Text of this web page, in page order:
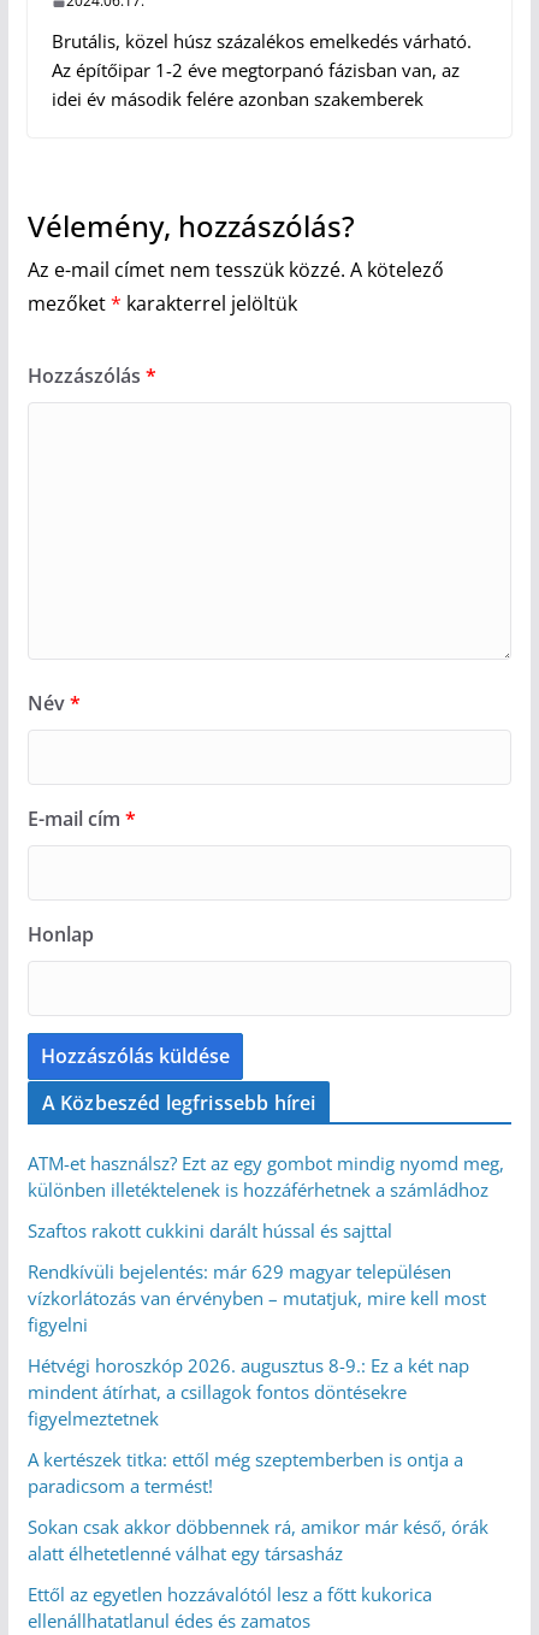
Brutális, közel húsz százalékos emelkedés várható.
Az építőipar 1-2 éve megtorpanó fázisban van, az
idei év második felére azonban szakemberek
Vélemény, hozzászólás?
Az e-mail címet nem tesszük közzé. A kötelező
mezőket* karakterrel jelöltük
Hozzászólás *
Név*
E-mail cím *
Honlap
A Közbeszéd legfrissebb hírei
ATM-et használsz? Ezt az egy gombot mindig nyomd meg,
különben illetéktelenek is hozzáférhetnek a számládhoz
Szaftos rakott cukkini darált hússal és sajttal
Rendkívüli bejelentés: már 629 magyar településen
vízkorlátozás van érvényben – mutatjuk, mire kell most
figyelni
Hétvégi horoszkóp 2026. augusztus 8-9.: Ez a két nap
mindent átírhat, a csillagok fontos döntésekre
figyelmeztetnek
A kertészek titka: ettől még szeptemberben is ontja a
paradicsom a termést!
Sokan csak akkor döbbennek rá, amikor már késő, órák
alatt élhetetlenné válhat egy társasház
Ettől az egyetlen hozzávalótól lesz a főtt kukorica
ellenállhatatlanul édes és zamatos